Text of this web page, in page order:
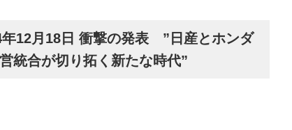
年12月18日 衝撃の発表 ”日産とホンダ
統合が切り拓く新たな時代”